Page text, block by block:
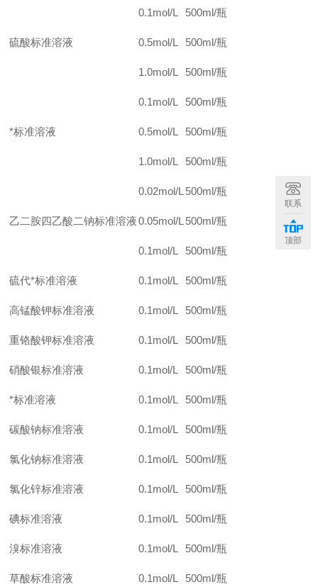
硫酸标准溶液
0.1mol/L 500ml/瓶
0.5mol/L 500ml/瓶
1.0mol/L 500ml/瓶
*标准溶液
0.1mol/L 500ml/瓶
0.5mol/L 500ml/瓶
1.0mol/L 500ml/瓶
乙二胺四乙酸二钠标准溶液
0.02mol/L 500ml/瓶
0.05mol/L 500ml/瓶
0.1mol/L 500ml/瓶
硫代*标准溶液 0.1mol/L 500ml/瓶
高锰酸钾标准溶液 0.1mol/L 500ml/瓶
重铬酸钾标准溶液 0.1mol/L 500ml/瓶
硝酸银标准溶液 0.1mol/L 500ml/瓶
*标准溶液 0.1mol/L 500ml/瓶
碳酸钠标准溶液 0.1mol/L 500ml/瓶
氯化钠标准溶液 0.1mol/L 500ml/瓶
氯化锌标准溶液 0.1mol/L 500ml/瓶
碘标准溶液 0.1mol/L 500ml/瓶
溴标准溶液 0.1mol/L 500ml/瓶
草酸标准溶液 0.1mol/L 500ml/瓶
联系
顶部